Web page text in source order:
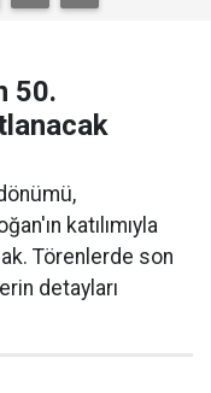
50.
katılımıyla
Törenlerde son
detayları